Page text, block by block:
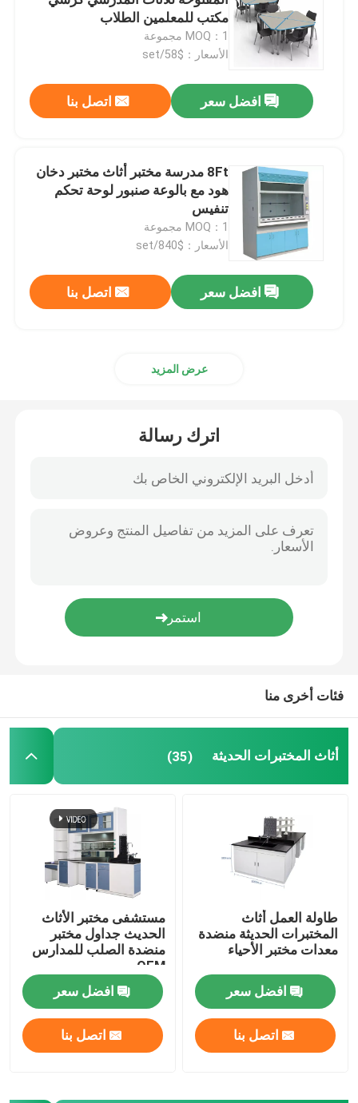
مقعد حائط المختبر
غطاء دخان المختبر
مقاعد عمل المختبر
خزانة تخزين المختبر
خزانة تخزين آمنة
صندوق تمرير المختبر
تركيبات المختبر
مكتب للمعلمين الطلاب
MOQ：1 مجموعة
الأسعار：$58/set
افضل سعر اتصل بنا
8Ft مدرسة مختبر أثاث مختبر دخان
هود مع بالوعة صنبور لوحة تحكم
تنفيس
MOQ：1 مجموعة
الأسعار：$840/set
افضل سعر اتصل بنا
عرض المزيد
اترك رسالة
فئات أخرى منا
أثاث المختبرات الحديثة (35)
طاولة العمل أثاث
المختبرات الحديثة منضدة
معدات مختبر الأحياء
افضل سعر
اتصل بنا
مستشفى مختبر الأثاث
الحديث جداول مختبر
منضدة الصلب للمدارس
OEM
افضل سعر
اتصل بنا